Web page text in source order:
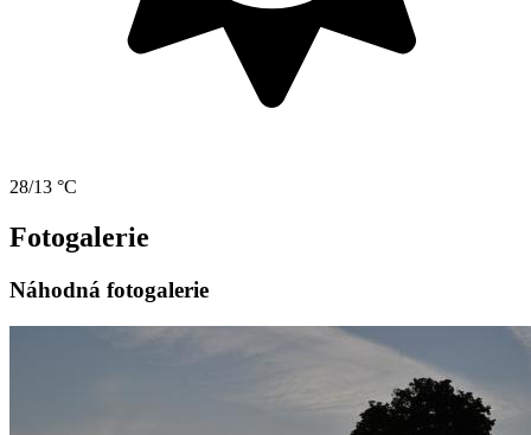
28/13 °C
Fotogalerie
Náhodná fotogalerie